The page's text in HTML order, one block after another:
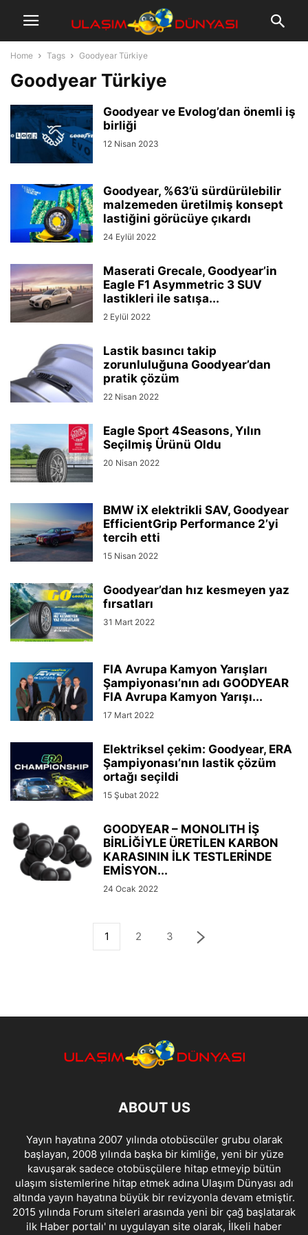
Home Tags Goodyear Türkiye
Goodyear Türkiye
Goodyear ve Evolog’dan önemli iş
birliği
12 Nisan 2023
Goodyear, %63’ü sürdürülebilir
malzemeden üretilmiş konsept
lastiğini görücüye çıkardı
24 Eylül 2022
Maserati Grecale, Goodyear’in
Eagle F1 Asymmetric 3 SUV
lastikleri ile satışa...
2 Eylül 2022
Lastik basıncı takip
zorunluluğuna Goodyear’dan
pratik çözüm
22 Nisan 2022
Eagle Sport 4Seasons, Yılın
Seçilmiş Ürünü Oldu
20 Nisan 2022
BMW iX elektrikli SAV, Goodyear
EfficientGrip Performance 2’yi
tercih etti
15 Nisan 2022
Goodyear’dan hız kesmeyen yaz
fırsatları
31 Mart 2022
FIA Avrupa Kamyon Yarışları
Şampiyonası’nın adı GOODYEAR
FIA Avrupa Kamyon Yarışı...
17 Mart 2022
Elektriksel çekim: Goodyear, ERA
Şampiyonası’nın lastik çözüm
ortağı seçildi
15 Şubat 2022
GOODYEAR – MONOLITH İŞ
BİRLİĞİYLE ÜRETİLEN KARBON
KARASININ İLK TESTLERİNDE
EMİSYON...
24 Ocak 2022
1 2 3
ABOUT US
Yayın hayatına 2007 yılında otobüscüler grubu olarak
başlayan, 2008 yılında başka bir kimliğe, yeni bir yüze
kavuşarak sadece otobüsçülere hitap etmeyip bütün
ulaşım sistemlerine hitap etmek adına Ulaşım Dünyası adı
altında yayın hayatına büyük bir revizyonla devam etmiştir.
2015 yılında Forum siteleri arasında yeni bir çağ başlatarak
ilk Haber portalı' nı uygulayan site olarak, İlkeli haber